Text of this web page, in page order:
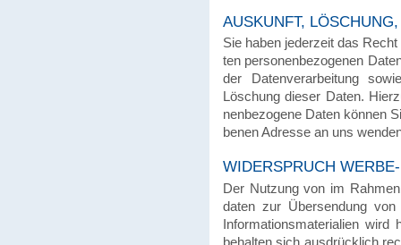
AUSKUNFT,
Sie haben jeder­zeit das
ten perso­nen­be­zo­ge­nen
der Daten­ver­ar­bei­tung
Löschung dieser Daten.
nen­be­zo­gene Daten können
be­nen Adresse an uns
WIDER­SPRUCH
Der Nutzung von im
da­ten zur Über­sen­dung
Infor­ma­ti­ons­ma­te­ria­lien wird
behalten sich ausdrück­lich